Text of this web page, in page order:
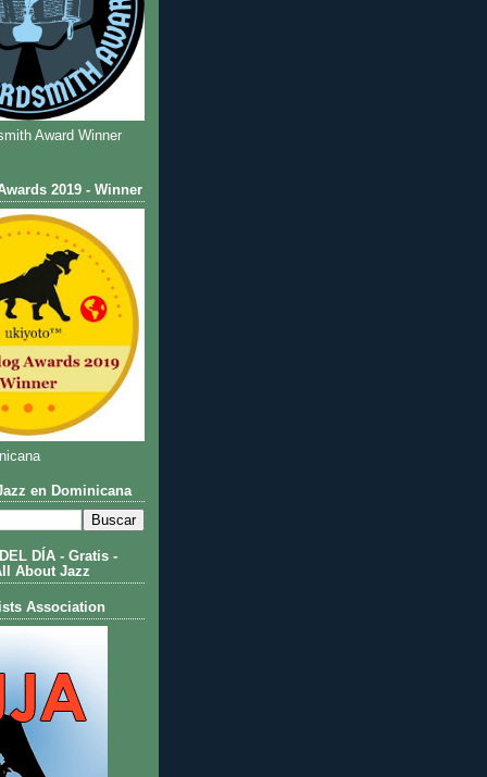
Award Winner
2019 - Winner
en Dominicana
DÍA - Gratis -
About Jazz
Association